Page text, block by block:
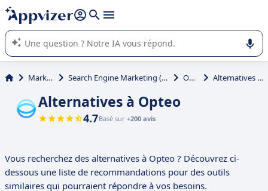
répondre (plusieurs lignes avec
L'IA de Appvizer vous guide dans l'utilisation ou la sélection de
logiciel SaaS en entreprise.
Marketing Search Engine Marketing (SEM, SEO, SEA) Opteo Alternatives à Opteo
Alternatives à Opteo
4.7Basé sur +200 avis
Vous recherchez des alternatives à Opteo ? Découvrez ci-
dessous une liste de recommandations pour des outils
similaires qui pourraient répondre à vos besoins.